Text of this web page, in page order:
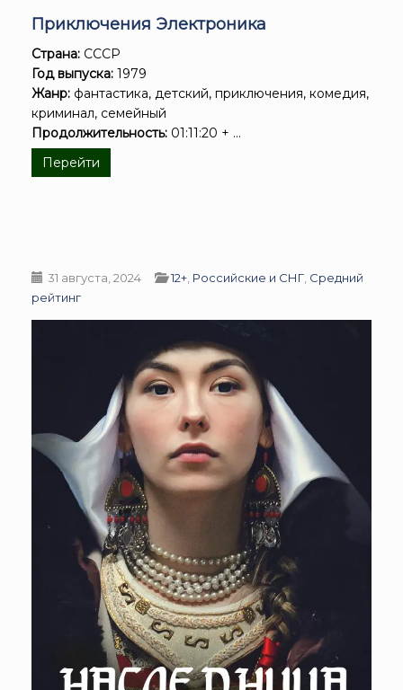
Приключения Электроника
Страна: СССР
Год выпуска: 1979
Жанр: фантастика, детский, приключения, комедия,
криминал, семейный
Продолжительность: 01:11:20 + ...
Перейти
31 августа, 2024 12+ Российские и СНГ Средний
рейтинг